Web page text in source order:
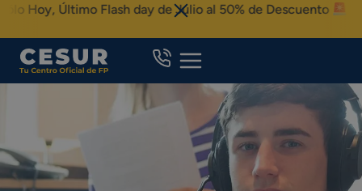
Skip
content
Último Flash day de Julio al 50% de Descuento